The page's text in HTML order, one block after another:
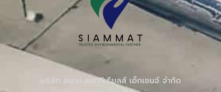
บริษัท สยาม แมททีเรียลส์ เอ็กเชนจ์ จำกัด